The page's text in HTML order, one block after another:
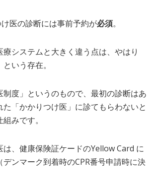
医の診断には事前予約が必須。
療システムと大きく違う点は、やはり
という存在。
制度」というのもので、最初の診断はあ
た「かかりつけ医」に診てもらわないと
みです。
は、健康保険証ケードのYellow Card に
ンマーク到着時のCPR番号申請時に決